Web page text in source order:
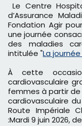
Le Centre
d’Assurance
Fondation Agir
une journée
des maladies
intitulée "La
À cette
cardiovasculaire
femmes à partir de
cardiovasculaire
Route Impériale
:Mardi 9 juin 2026,